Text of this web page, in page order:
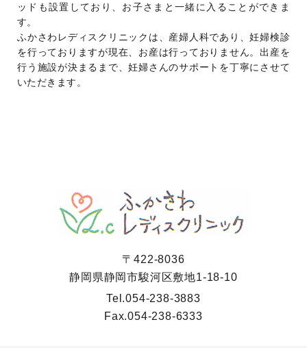
ッドも設置しており、お子さまと一緒に入ることができま
す。
ふかさわレディスクリニックは、産婦人科であり、妊婦検診
を行っておりますが現在、お産は行っておりません。出産を
行う施設が決まるまで、妊婦さんのサポートを丁寧にさせて
いただきます。
〒422-8036
静岡県静岡市駿河区敷地1-18-10
Tel.054-238-3883
Fax.054-238-6333